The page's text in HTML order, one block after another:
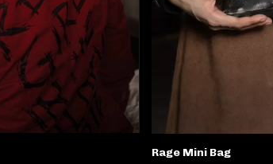
Rage Mini Bag